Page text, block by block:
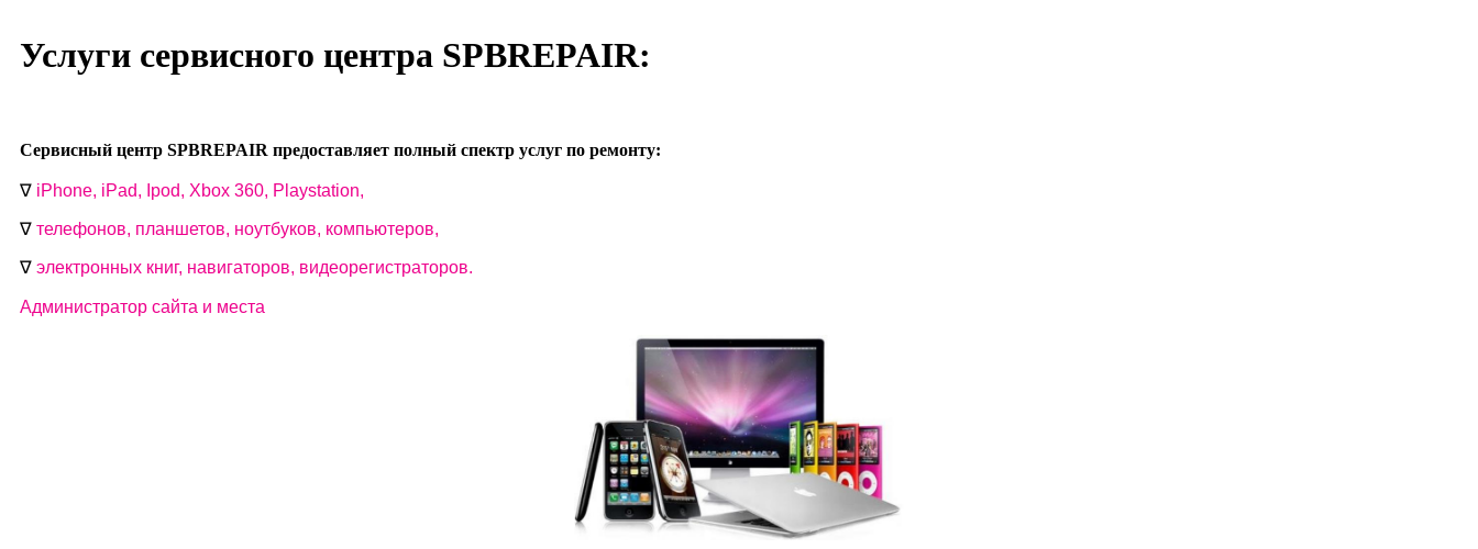
Услуги сервисного центра SPBREPAIR:
Сервисный центр SPBREPAIR предоставляет полный спектр услуг по ремонту:
∇ iPhone, iPad, Ipod, Xbox 360, Playstation,
∇ телефонов, планшетов, ноутбуков, компьютеров,
∇ электронных книг, навигаторов, видеорегистраторов.
Администратор сайта и места